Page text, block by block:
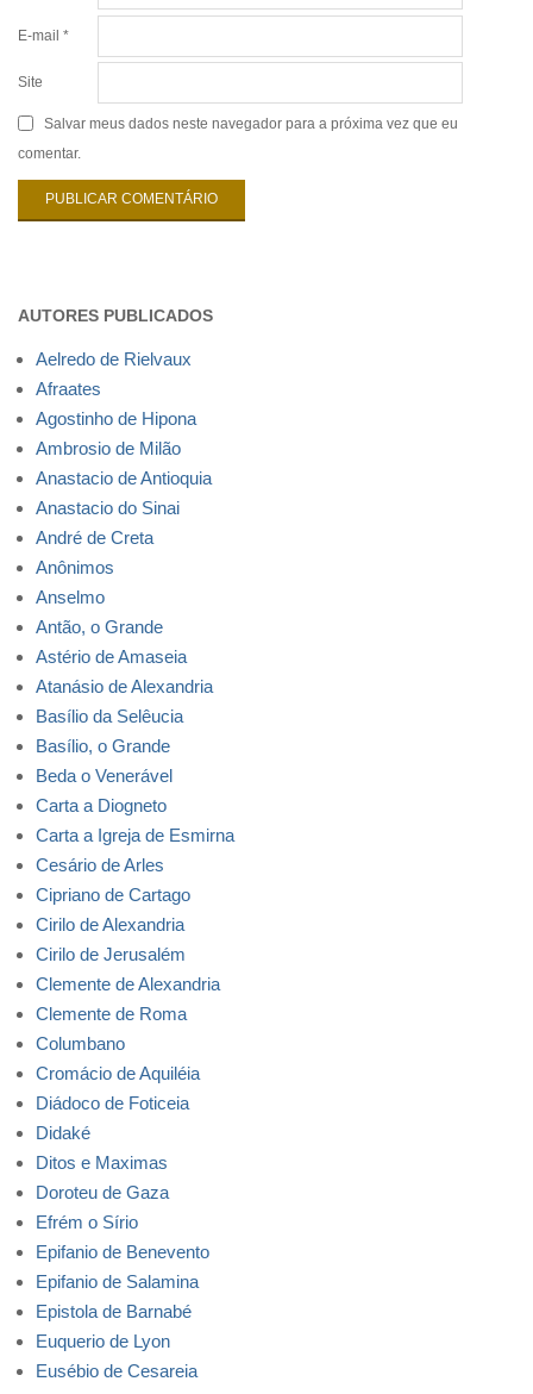
E-mail *
Site
Salvar meus dados neste navegador para a próxima vez que eu
comentar.
AUTORES PUBLICADOS
Aelredo de Rielvaux
Afraates
Agostinho de Hipona
Ambrosio de Milão
Anastacio de Antioquia
Anastacio do Sinai
André de Creta
Anônimos
Anselmo
Antão, o Grande
Astério de Amaseia
Atanásio de Alexandria
Basílio da Selêucia
Basílio, o Grande
Beda o Venerável
Carta a Diogneto
Carta a Igreja de Esmirna
Cesário de Arles
Cipriano de Cartago
Cirilo de Alexandria
Cirilo de Jerusalém
Clemente de Alexandria
Clemente de Roma
Columbano
Cromácio de Aquiléia
Diádoco de Foticeia
Didaké
Ditos e Maximas
Doroteu de Gaza
Efrém o Sírio
Epifanio de Benevento
Epifanio de Salamina
Epistola de Barnabé
Euquerio de Lyon
Eusébio de Cesareia